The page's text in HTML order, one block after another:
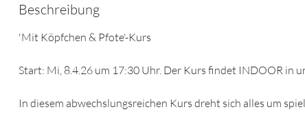
n
e
Beschreibung
'Mit Köpfchen & Pfote'-Kurs
Start: Mi, 8.4.26 um 17:30 Uhr. Der Kurs findet INDOOR in
In diesem abwechslungsreichen Kurs dreht sich alles um